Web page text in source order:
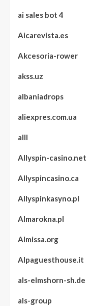
ai sales bot 4
Aicarevista.es
Akcesoria-rower
akss.uz
albaniadrops
aliexpres.com.ua
alll
Allyspin-casino.net
Allyspincasino.ca
Allyspinkasyno.pl
Almarokna.pl
Almissa.org
Alpaguesthouse.it
als-elmshorn-sh.de
als-group